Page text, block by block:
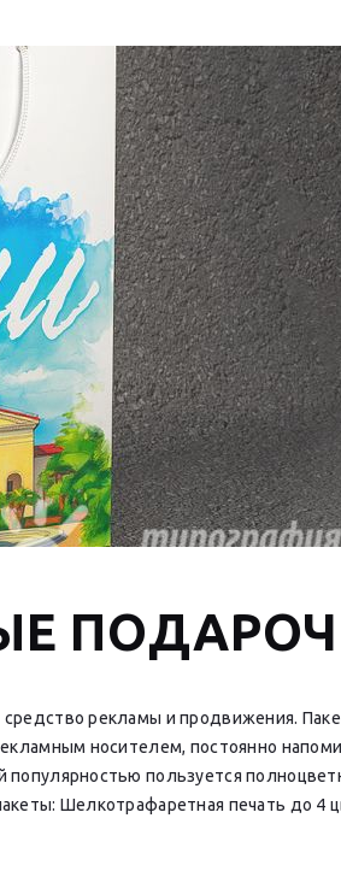
рекламы и продвижения.
носителем, постоянно
пользуется
Шелкотрафаретная печать до